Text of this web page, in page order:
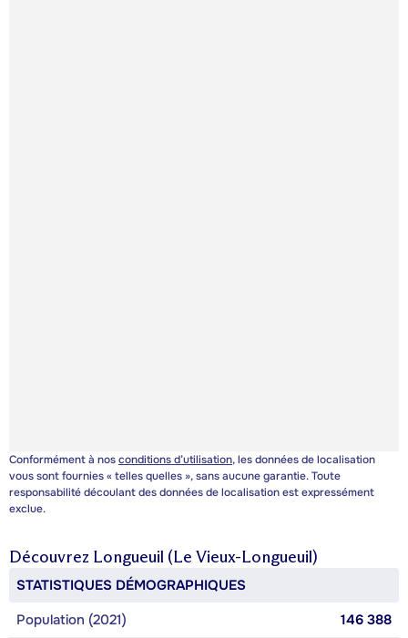
Conformément à nosconditions d’utilisation, les données de localisation
vous sont fournies « telles quelles », sans aucune garantie. Toute
responsabilité découlant des données de localisation est expressément
exclue.
Découvrez Longueuil (Le Vieux-Longueuil)
STATISTIQUES DÉMOGRAPHIQUES
Population (2021)
146 388